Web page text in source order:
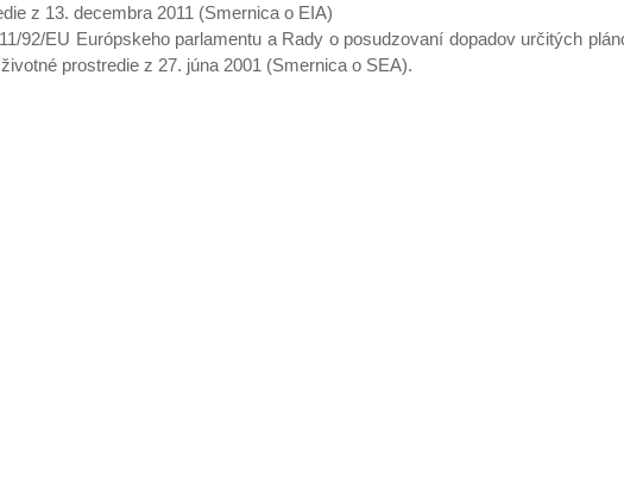
z 13. decembra 2011 (Smernica o EIA)
92/EU Európskeho parlamentu a Rady o posudzovaní dopadov určitých
prostredie z 27. júna 2001 (Smernica o SEA).